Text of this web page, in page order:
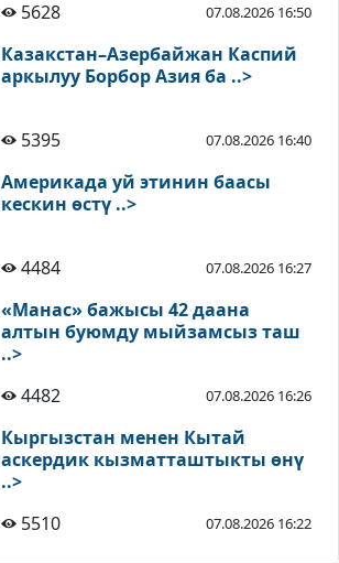
5628 07.08.2026 16:50
Казакстан–Азербайжан Каспий
аркылуу Борбор Азия ба ..>
5395 07.08.2026 16:40
Америкада уй этинин баасы
кескин өстү ..>
4484 07.08.2026 16:27
«Манас» бажысы 42 даана
алтын буюмду мыйзамсыз таш
..>
4482
07.08.2026 16:26
Кыргызстан менен Кытай
аскердик кызматташтыкты өнү
..>
5510
07.08.2026 16:22